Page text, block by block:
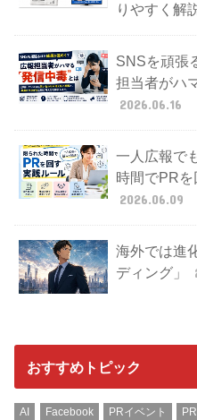
りやすく解
SNSを頑張
担当者がハ
2026.06.16
一人広報で
時間でPR
2026.06.09
海外では進
ディング」
おすすめトピック
AI Facebook PRイベント